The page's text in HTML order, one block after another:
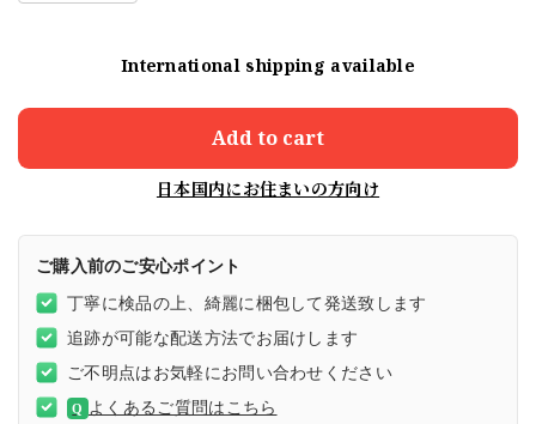
International shipping available
Add to cart
日本国内にお住まいの方向け
ご購入前のご安心ポイント
丁寧に検品の上、綺麗に梱包して発送致します
追跡が可能な配送方法でお届けします
ご不明点はお気軽にお問い合わせください
Q よくあるご質問はこちら